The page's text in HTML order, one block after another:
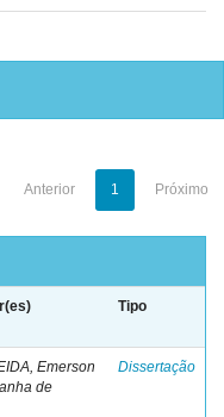
Anterior 1 Próximo
Tipo
Emerson
de
Dissertação